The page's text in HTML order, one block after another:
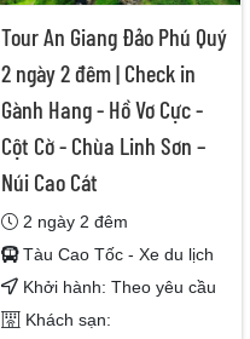
Tour An Giang Đảo Phú Quý
2 ngày 2 đêm | Check in
Gành Hang - Hồ Vơ Cực -
Cột Cờ - Chùa Linh Sơn –
Núi Cao Cát
2 ngày 2 đêm
Tàu Cao Tốc - Xe du lịch
Khởi hành: Theo yêu cầu
Khách sạn: